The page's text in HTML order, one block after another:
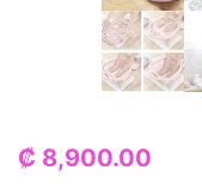
₡ 8,900.00